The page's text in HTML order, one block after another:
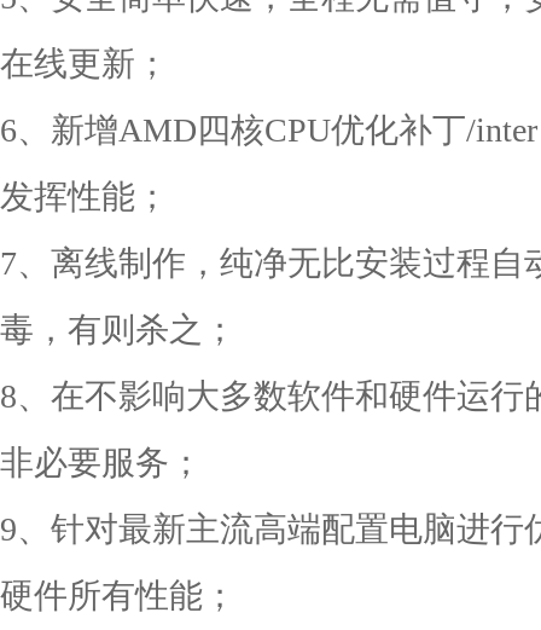
在线更新；
6、新增AMD四核CPU优化补丁/
发挥性能；
7、离线制作，纯净无比安装过程
毒，有则杀之；
8、在不影响大多数软件和硬件运
非必要服务；
9、针对最新主流高端配置电脑进
硬件所有性能；